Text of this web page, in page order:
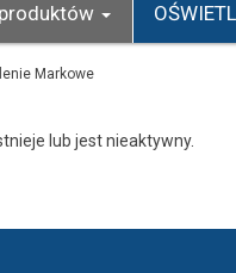
Markowe
lub jest nieaktywny.